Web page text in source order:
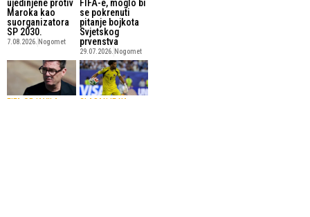
ujedinjene protiv
Maroka kao
suorganizatora
SP 2030.
7.08.2026. Nogomet
FIFA-e, moglo bi
se pokrenuti
pitanje bojkota
Svjetskog
prvenstva
29.07.2026. Nogomet
FIFA OBJAVILA
GLASANJE NA